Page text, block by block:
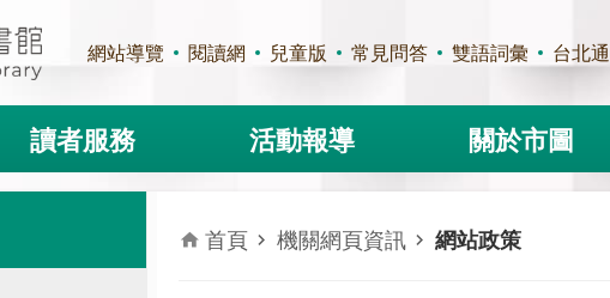
網站導覽 閱讀網 兒童版 常見問答 雙語詞彙 台北通
讀者服務 活動報導 關於市圖
首頁 機關網頁資訊 網站政策